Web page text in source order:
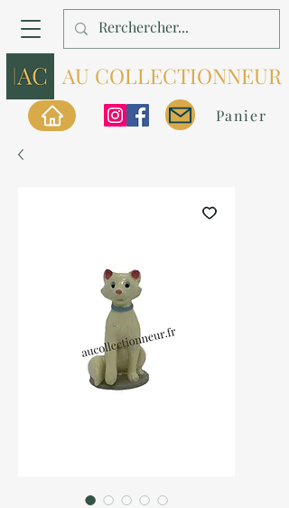
AU COLLECTIONNEUR
Panier